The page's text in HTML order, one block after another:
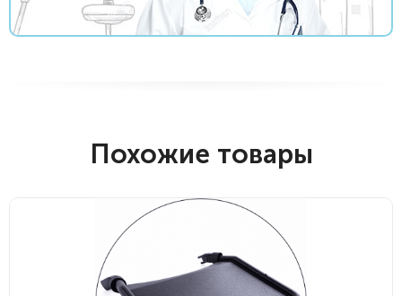
Похожие товары